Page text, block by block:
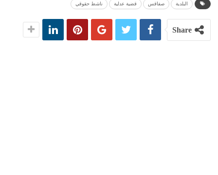
البلدية صفاقس قضية عدلية ناشط حقوقي
Share